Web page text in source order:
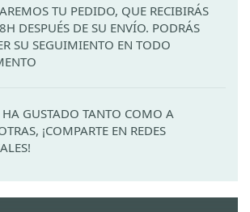
TU PEDIDO, QUE RECIBIRÁS
DESPUÉS DE SU ENVÍO. PODRÁS
SU SEGUIMIENTO EN TODO
HA GUSTADO TANTO COMO A
¡COMPARTE EN REDES